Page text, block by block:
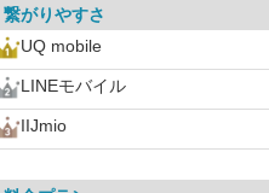
繋がりやすさ
UQ mobile
LINEモバイル
IIJmio